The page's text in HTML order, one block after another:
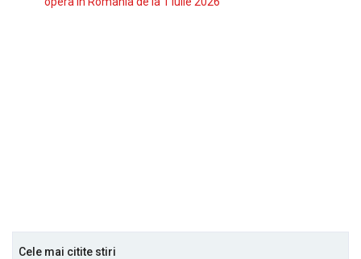
Cele mai citite stiri